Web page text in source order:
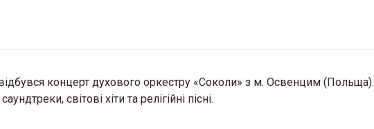
концерт духового оркестру «Соколи» з м. Освенцим (Польща).
світові хіти та релігійні пісні.